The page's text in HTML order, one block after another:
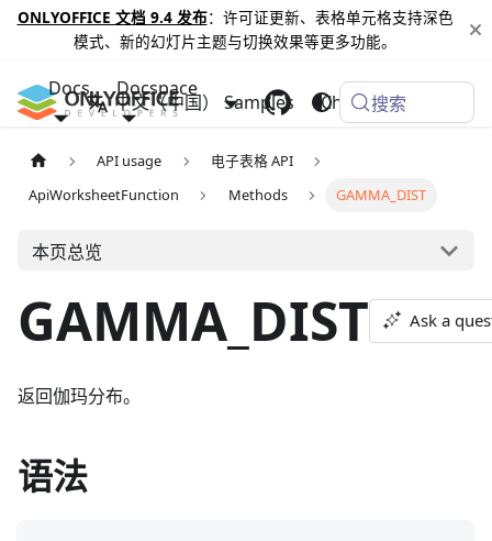
ONLYOFFICE 文档 9.4 发布：许可证更新、表格单元格支持深色
模式、新的幻灯片主题与切换效果等更多功能。
Docs Docspace
Samples Changelog
中文（中国） 搜索
API usage
电子表格 API
ApiWorksheetFunction
Methods GAMMA_DIST
本页总览
GAMMA_DIST Ask a
返回伽玛分布。
语法